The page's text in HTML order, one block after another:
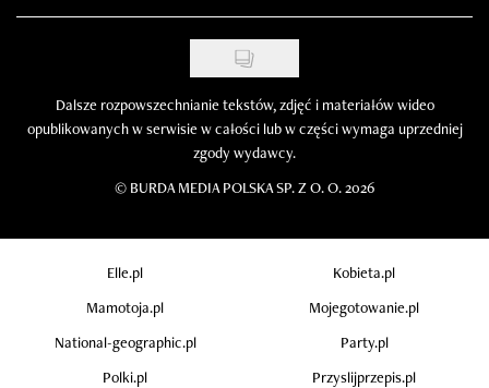
Dalsze rozpowszechnianie tekstów, zdjęć i materiałów wideo
opublikowanych w serwisie w całości lub w części wymaga uprzedniej
zgody wydawcy.
© BURDA MEDIA POLSKA SP. Z O. O. 2026
Elle.pl
Kobieta.pl
Mamotoja.pl
Mojegotowanie.pl
National-geographic.pl
Party.pl
Polki.pl
Przyslijprzepis.pl